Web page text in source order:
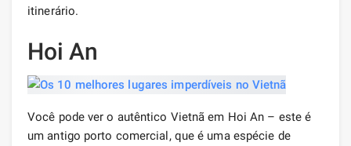
itinerário.
Hoi An
Você pode ver o autêntico Vietnã em Hoi An – este é
um antigo porto comercial, que é uma espécie de